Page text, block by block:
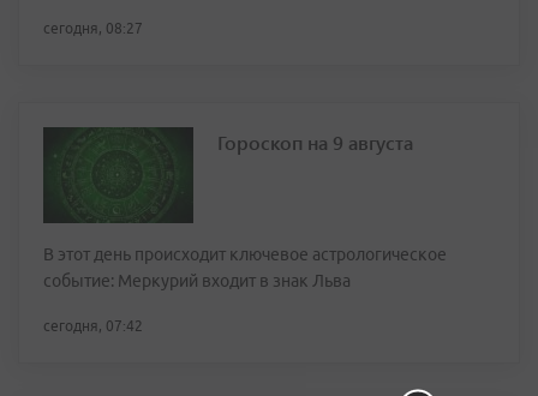
сегодня, 08:27
Гороскоп на 9 августа
В этот день происходит ключевое астрологическое
событие: Меркурий входит в знак Льва
сегодня, 07:42